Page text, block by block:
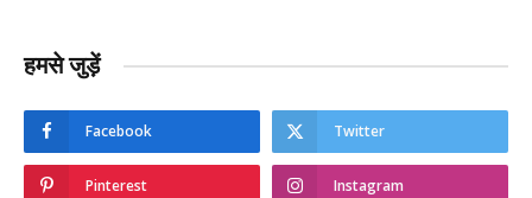
हमसे जुड़ें
Facebook Twitter
Pinterest Instagram